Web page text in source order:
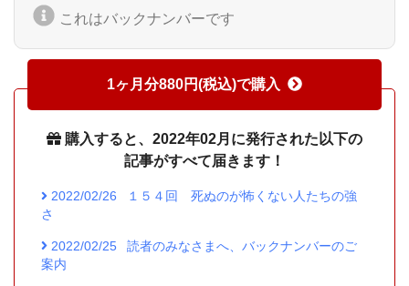
これはバックナンバーです
1ヶ月分880円(税込)で購入
購入すると、2022年02月に発行された以下の
記事がすべて届きます！
2022/02/26
１５４回 死ぬのが怖くない人たちの強
さ
2022/02/25
読者のみなさまへ、バックナンバーのご
案内